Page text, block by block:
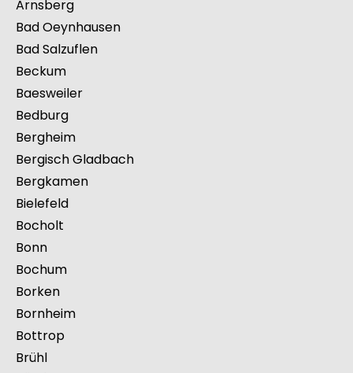
Ahlen
Alsdorf
Alfter
Arnsberg
Bad Oeynhausen
Bad Salzuflen
Beckum
Baesweiler
Bedburg
Bergheim
Bergisch Gladbach
Bergkamen
Bielefeld
Bocholt
Bonn
Bochum
Borken